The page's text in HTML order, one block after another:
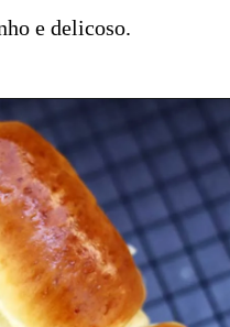
e delicoso.